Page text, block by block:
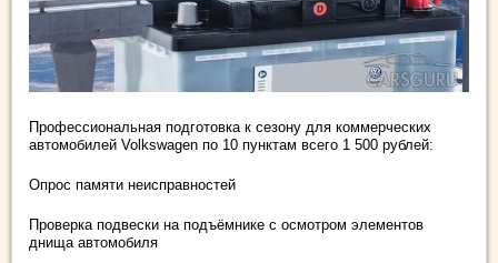
Профессиональная подготовка к сезону для коммерческих
автомобилей Volkswagen по 10 пунктам всего 1 500 рублей:
Опрос памяти неисправностей
Проверка подвески на подъёмнике с осмотром элементов
днища автомобиля